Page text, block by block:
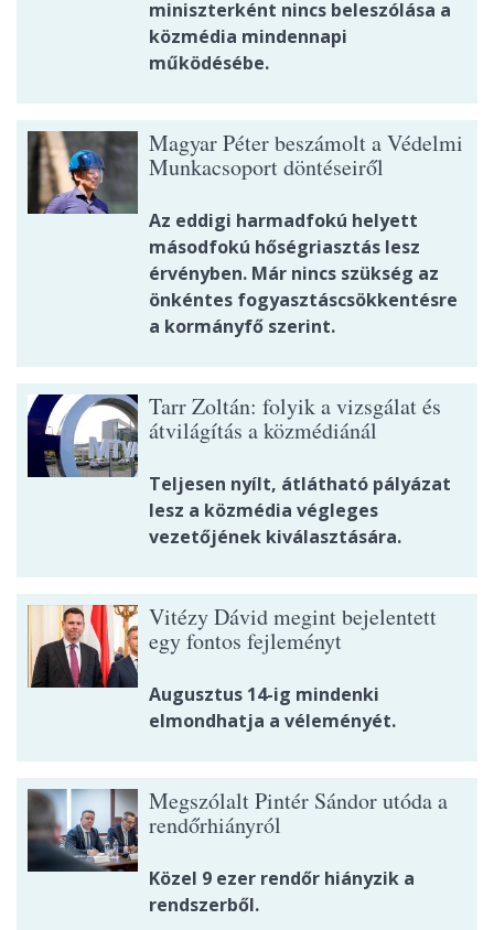
miniszterként nincs beleszólása a
közmédia mindennapi
működésébe.
Magyar Péter beszámolt a Védelmi
Munkacsoport döntéseiről
Az eddigi harmadfokú helyett
másodfokú hőségriasztás lesz
érvényben. Már nincs szükség az
önkéntes fogyasztáscsökkentésre
a kormányfő szerint.
Tarr Zoltán: folyik a vizsgálat és
átvilágítás a közmédiánál
Teljesen nyílt, átlátható pályázat
lesz a közmédia végleges
vezetőjének kiválasztására.
Vitézy Dávid megint bejelentett
egy fontos fejleményt
Augusztus 14-ig mindenki
elmondhatja a véleményét.
Megszólalt Pintér Sándor utóda a
rendőrhiányról
Közel 9 ezer rendőr hiányzik a
rendszerből.